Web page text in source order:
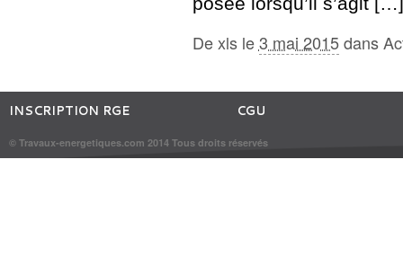
De xls le 3 mai 2015 dans
INSCRIPTION RGE CGU
© Travaux-energetiques.com 2014 Tous droits réservés